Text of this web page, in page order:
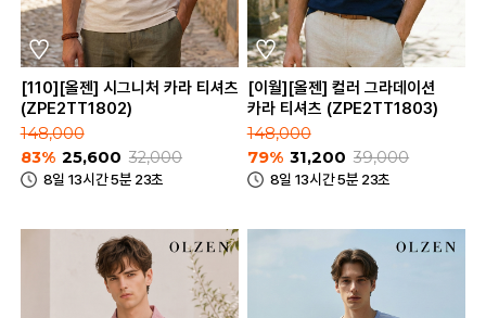
[110][올젠] 시그니처 카라 티셔츠
(ZPE2TT1802)
148,000
83% 25,600 32,000
8일 13시간 5분 23초
[이월][올젠] 컬러 그라데이션
카라 티셔츠 (ZPE2TT1803)
148,000
79% 31,200 39,000
8일 13시간 5분 23초